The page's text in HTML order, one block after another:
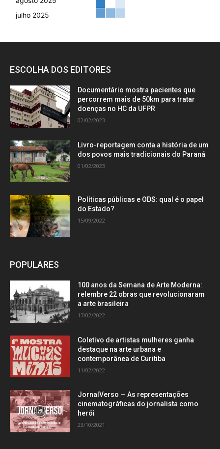
julho 2025
ESCOLHA DOS EDITORES
Documentário mostra pacientes que
percorrem mais de 50km para tratar
doenças no HC da UFPR
02/02/2023
Livro-reportagem conta a história de um
dos povos mais tradicionais do Paraná
01/02/2023
Políticas públicas e ODS: qual é o papel
do Estado?
15/09/2022
POPULARES
100 anos da Semana de Arte Moderna:
relembre 22 obras que revolucionaram
a arte brasileira
17/02/2022
Coletivo de artistas mulheres ganha
destaque na arte urbana e
contemporânea de Curitiba
11/02/2022
JornalVerso — As representações
cinematográficas do jornalista como
herói
23/10/2021